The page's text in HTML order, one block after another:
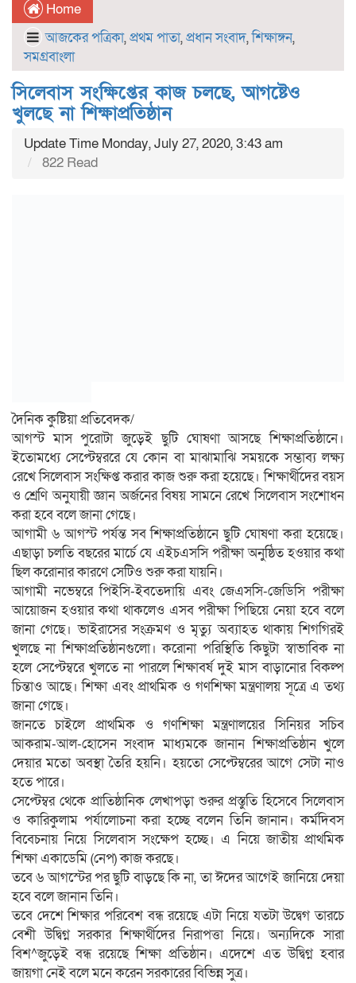
Home
আজকের পত্রিকা,প্রথম পাতা,প্রধান সংবাদ,শিক্ষাঙ্গন,
সমগ্রবাংলা
সিলেবাস সংক্ষিপ্তের কাজ চলছে, আগষ্টেও
খুলছে না শিক্ষাপ্রতিষ্ঠান
Update Time Monday, July 27, 2020, 3:43 am
822 Read
দৈনিক কুষ্টিয়া প্রতিবেদক/
আগস্ট মাস পুরোটা জুড়েই ছুটি ঘোষণা আসছে শিক্ষাপ্রতিষ্ঠানে।
ইতোমধ্যে সেপ্টেম্বররে যে কোন বা মাঝামাঝি সময়কে সম্ভাব্য লক্ষ্য
রেখে সিলেবাস সংক্ষিপ্ত করার কাজ শুরু করা হয়েছে। শিক্ষার্থীদের বয়স
ও শ্রেণি অনুযায়ী জ্ঞান অর্জনের বিষয় সামনে রেখে সিলেবাস সংশোধন
করা হবে বলে জানা গেছে।
আগামী ৬ আগস্ট পর্যন্ত সব শিক্ষাপ্রতিষ্ঠানে ছুটি ঘোষণা করা হয়েছে।
এছাড়া চলতি বছরের মার্চে যে এইচএসসি পরীক্ষা অনুষ্ঠিত হওয়ার কথা
ছিল করোনার কারণে সেটিও শুরু করা যায়নি।
আগামী নভেম্বরে পিইসি-ইবতেদায়ি এবং জেএসসি-জেডিসি পরীক্ষা
আয়োজন হওয়ার কথা থাকলেও এসব পরীক্ষা পিছিয়ে নেয়া হবে বলে
জানা গেছে। ভাইরাসের সংক্রমণ ও মৃত্যু অব্যাহত থাকায় শিগগিরই
খুলছে না শিক্ষাপ্রতিষ্ঠানগুলো। করোনা পরিস্থিতি কিছুটা স্বাভাবিক না
হলে সেপ্টেম্বরে খুলতে না পারলে শিক্ষাবর্ষ দুই মাস বাড়ানোর বিকল্প
চিন্তাও আছে। শিক্ষা এবং প্রাথমিক ও গণশিক্ষা মন্ত্রণালয় সূত্রে এ তথ্য
জানা গেছে।
জানতে চাইলে প্রাথমিক ও গণশিক্ষা মন্ত্রণালয়ের সিনিয়র সচিব
আকরাম-আল-হোসেন সংবাদ মাধ্যমকে জানান শিক্ষাপ্রতিষ্ঠান খুলে
দেয়ার মতো অবস্থা তৈরি হয়নি। হয়তো সেপ্টেম্বরের আগে সেটা নাও
হতে পারে।
সেপ্টেম্বর থেকে প্রাতিষ্ঠানিক লেখাপড়া শুরুর প্রস্তুতি হিসেবে সিলেবাস
ও কারিকুলাম পর্যালোচনা করা হচ্ছে বলেন তিনি জানান। কর্মদিবস
বিবেচনায় নিয়ে সিলেবাস সংক্ষেপ হচ্ছে। এ নিয়ে জাতীয় প্রাথমিক
শিক্ষা একাডেমি (নেপ) কাজ করছে।
তবে ৬ আগস্টের পর ছুটি বাড়ছে কি না, তা ঈদের আগেই জানিয়ে দেয়া
হবে বলে জানান তিনি।
তবে দেশে শিক্ষার পরিবেশ বন্ধ রয়েছে এটা নিয়ে যতটা উদ্বেগ তারচে
বেশী উদ্বিগ্ন সরকার শিক্ষার্থীদের নিরাপত্তা নিয়ে। অন্যদিকে সারা
বিশ^জুড়েই বন্ধ রয়েছে শিক্ষা প্রতিষ্ঠান। এদেশে এত উদ্বিগ্ন হবার
জায়গা নেই বলে মনে করেন সরকারের বিভিন্ন সুত্র।